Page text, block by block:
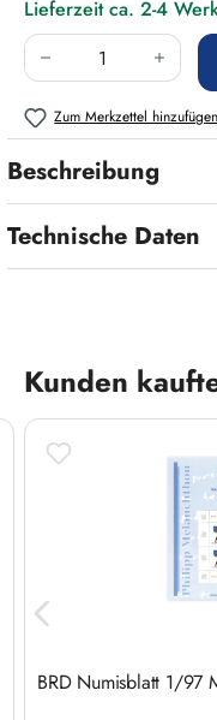
Lieferzeit ca. 2-4
Produkt Anzahl:
Zum Merkzettel hinzufügen
Beschreibung
Technische Daten
Produktgalerie
Kunden
BRD Numisblatt 1/97